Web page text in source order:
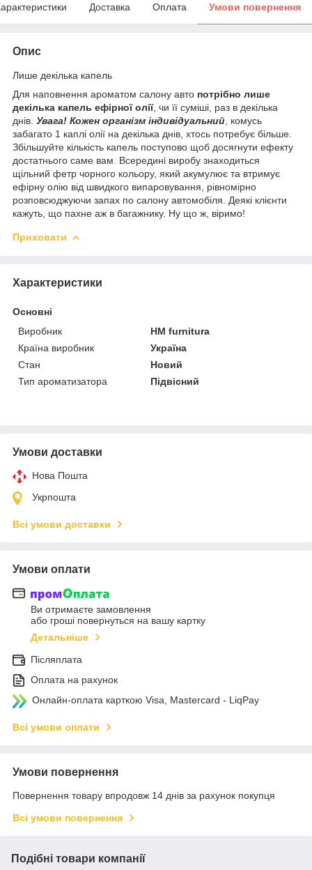
Доставка Оплата Умови повернення
Опис
Лише декілька капель
Для наповнення ароматом салону авто потрібно лише
декілька капель ефірної олії, чи її суміші, раз в декілька
днів. Увага! Кожен організм індивідуальний , комусь
забагато 1 каплі олії на декілька днів, хтось потребує більше.
Збільшуйте кількість капель поступово щоб досягнути ефекту
достатнього саме вам. Всередині виробу знаходиться
щільний фетр чорного кольору, який акумулює та втримує
ефірну олію від швидкого випаровування, рівномірно
розповсюджуючи запах по салону автомобіля. Деякі клієнти
кажуть, що пахне аж в багажнику. Ну що ж, віримо!
Приховати
Характеристики
Основні
Виробник
HM furnitura
Країна виробник
Україна
Стан
Новий
Тип ароматизатора
Підвісний
Умови доставки
Нова Пошта
Укрпошта
Всі умови доставки
Умови оплати
Ви отримаєте замовлення
або гроші повернуться на вашу картку
Детальніше
Післяплата
Оплата на рахунок
Онлайн-оплата карткою Visa, Mastercard - LiqPay
Всі умови оплати
Умови повернення
Повернення товару впродовж 14 днів за рахунок покупця
Всі умови повернення
Подібні товари компанії